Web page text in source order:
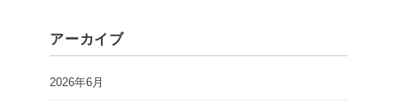
アーカイブ
2026年6月